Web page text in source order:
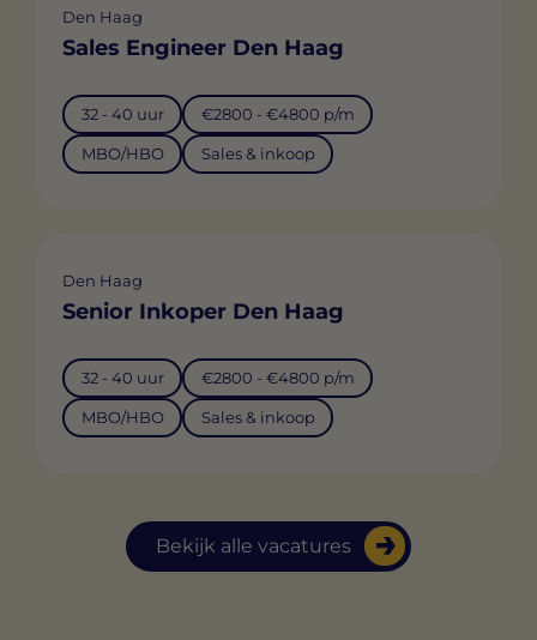
Bekijk alle vacatures
Den Haag
Sales Engineer Den Haag
32 - 40 uur €2800 - €4800 p/m
MBO/HBO Sales & inkoop
Den Haag
Senior Inkoper Den Haag
32 - 40 uur €2800 - €4800 p/m
MBO/HBO Sales & inkoop